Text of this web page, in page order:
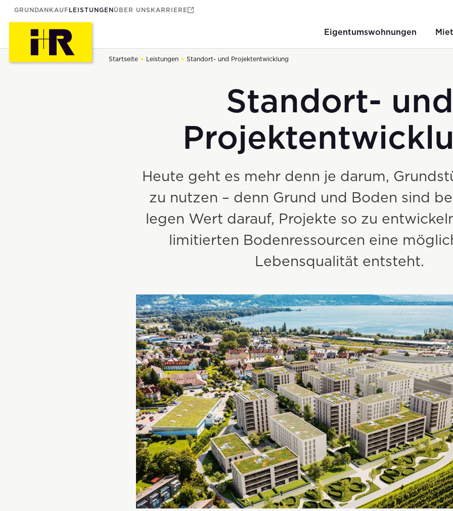
Eigentumswohnungen
GRUNDANKAUFLEISTUNGENÜBER UNS KARRIERE
Startseite Leistungen Standort- und Projektentwicklung
Standort- und
Heute geht es mehr denn je darum,
zu nutzen – denn Grund und Boden sind
legen Wert darauf, Projekte so zu
limitierten Bodenressourcen eine
Lebensqualität entsteht.